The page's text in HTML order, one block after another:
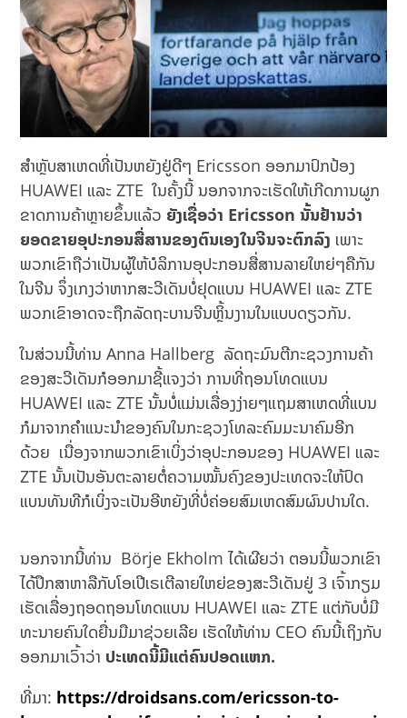
ສຳຫຼັບສາເຫດທີ່ເປັນຫຍັງຢູ່ດີໆ Ericsson ອອກມາປົກປ້ອງ
HUAWEI ແລະ ZTE ໃນຄັ້ງນີ້ ນອກຈາກຈະເຮັດໃຫ້ເກີດການຜູກ
ຂາດການຄ້າຫຼາຍຂຶ້ນແລ້ວ ຍັງເຊື່ອວ່າ Ericsson ນັ້ນຢ້ານວ່າ
ຍອດຂາຍອຸປະກອນສື່ສານຂອງຕົນເອງໃນຈີນຈະຕົກລົງ ເພາະ
ພວກເຂົາຖືວ່າເປັນຜູ້ໃຫ້ບໍລິການອຸປະກອນສື່ສານລາຍໃຫຍ່ໆຄືກັນ
ໃນຈີນ ຈຶ່ງເກງວ່າຫາກສະວີເດັນບໍ່ຢຸດແບນ HUAWEI ແລະ ZTE
ພວກເຂົາອາດຈະຖືກລັດຖະບານຈີນຫຼິ້ນງານໃນແບບດຽວກັນ.
ໃນສ່ວນນີ້ທ່ານ Anna Hallberg ລັດຖະມົນຕີກະຊວງການຄ້າ
ຂອງສະວີເດັນກໍອອກມາຊີ້ແຈງວ່າ ການທີ່ຖອນໂທດແບນ
HUAWEI ແລະ ZTE ນັ້ນບໍ່ແມ່ນເລື່ອງງ່າຍໆແຖມສາເຫດທີ່ແບນ
ກໍມາຈາກຄຳແນະນຳຂອງຄົນໃນກະຊວງໂທລະຄົມມະນາຄົມອີກ
ດ້ວຍ ເນື່ອງຈາກພວກເຂົາເບິ່ງວ່າອຸປະກອນຂອງ HUAWEI ແລະ
ZTE ນັ້ນເປັນອັນຕະລາຍຕໍ່ຄວາມໝັ້ນຄົງຂອງປະເທດຈະໃຫ້ປົດ
ແບນທັນທີກໍເບິ່ງຈະເປັນອີຫຍັງທີ່ບໍ່ຄ່ອຍສົມເຫດສົມຜົນປານໃດ.
ນອກຈາກນີ້ທ່ານ Börje Ekholm ໄດ້ເຜີຍວ່າ ຕອນນີ້ພວກເຂົາ
ໄດ້ປຶກສາຫາລືກັບໂອເປີເຣເຕີລາຍໃຫຍ່ຂອງສະວີເດັນຢູ່ 3 ເຈົ້າກຽມ
ເຮັດເລື່ອງຖອດຖອນໂທດແບນ HUAWEI ແລະ ZTE ແຕ່ກັບບໍ່ມີ
ທະນາຍຄົນໃດຍື່ນມືມາຊ່ວຍເລີຍ ເຮັດໃຫ້ທ່ານ CEO ຄົນນີ້ເຖິງກັບ
ອອກມາເວົ້າວ່າ ປະເທດນີ້ມີແຕ່ຄົນປອດແຫກ.
ທີ່ມາ: https://droidsans.com/ericsson-to-